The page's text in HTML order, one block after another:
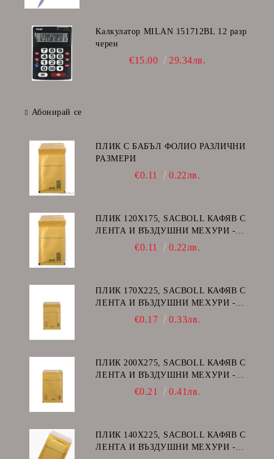
Калкулатор MILAN 151712BL 12 разр
черен
€15.00 29.34лв.
Абонирай се
ПЛИК С БАБЪЛ ФОЛИО РАЗЛИЧНИ
РАЗМЕРИ
€0.11 0.22лв.
ПЛИК 120Х175, SACBOLL КАФЯВ С
ЛЕНТА И ВЪЗДУШНИ МЕХУРИ -
€0.11 0.22лв.
ПЛИК 170Х225, SACBOLL КАФЯВ С
ЛЕНТА И ВЪЗДУШНИ МЕХУРИ -
€0.17 0.33лв.
ПЛИК 200Х275, SACBOLL КАФЯВ С
ЛЕНТА И ВЪЗДУШНИ МЕХУРИ -
€0.21 0.41лв.
ПЛИК 140Х225, SACBOLL КАФЯВ С
ЛЕНТА И ВЪЗДУШНИ МЕХУРИ -